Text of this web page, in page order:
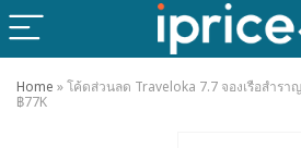
Home »โค้ดส่วนลด Traveloka 7.7 จองเรือสำรา
฿77K